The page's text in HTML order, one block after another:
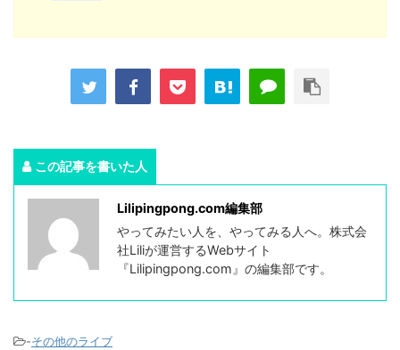
この記事を書いた人
Lilipingpong.com編集部
やってみたい人を、やってみる人へ。株式会
社Liliが運営するWebサイト
『Lilipingpong.com』の編集部です。
-その他のライブ